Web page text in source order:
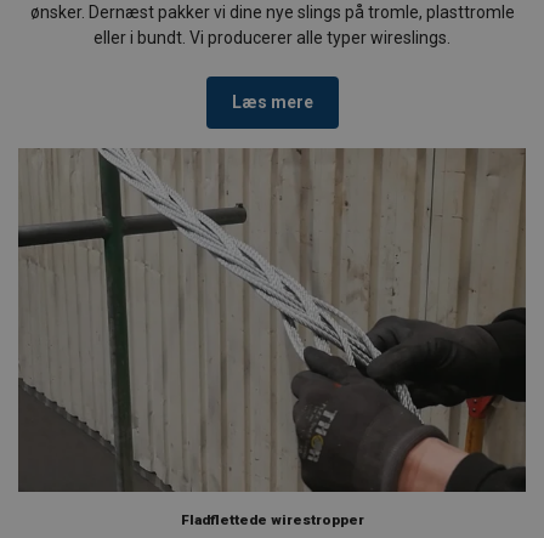
ønsker. Dernæst pakker vi dine nye slings på tromle, plasttromle
eller i bundt. Vi producerer alle typer wireslings.
Læs mere
Fladflettede wirestropper